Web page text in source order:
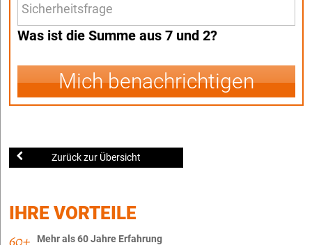
Was ist die Summe aus 7 und 2?
Mich benachrichtigen
Zurück zur Übersicht
IHRE VORTEILE
Mehr als 60 Jahre Erfahrung